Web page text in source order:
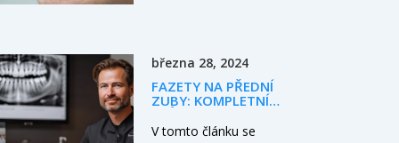
ortodontické léčbě.
března 28, 2024
FAZETY NA PŘEDNÍ
ZUBY: KOMPLETNÍ
V tomto článku se